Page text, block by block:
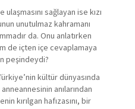
sağlayan ise kızı
unutulmaz kahramanı
da. Onu anlatırken
de içten içe cevaplamaya
peşindeydi?
kültür dünyasında
anılarından
kırılgan hafızasını, bir